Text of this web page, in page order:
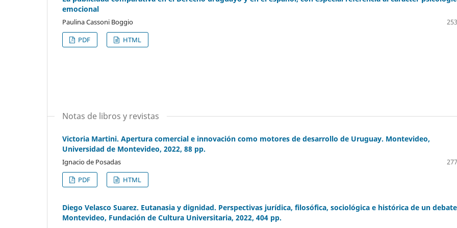
emocional
Paulina Cassoni Boggio
PDF
HTML
Notas de libros y revistas
Victoria Martini. Apertura comercial e innovación como motores de desarrollo de Uruguay. Montevideo,
Universidad de Montevideo, 2022, 88 pp.
Ignacio de Posadas
PDF
HTML
Diego Velasco Suarez. Eutanasia y dignidad. Perspectivas jurídica, filosófica, sociológica e histórica de un
Montevideo, Fundación de Cultura Universitaria, 2022, 404 pp.